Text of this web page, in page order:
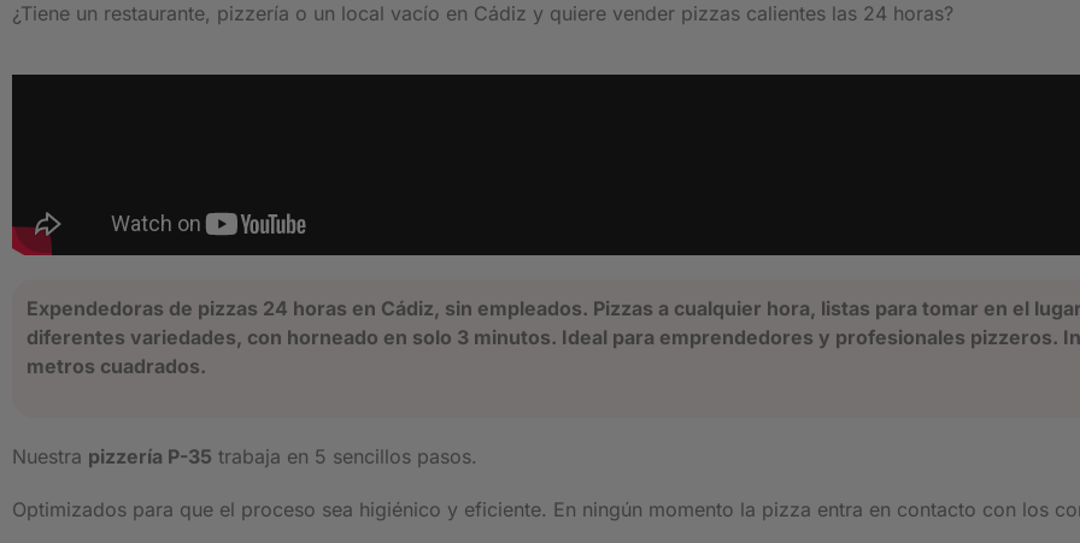
¿Tiene un restaurante, pizzería o un local vacío en Cádiz y quiere vender pizzas calientes las 24 horas?
Expendedoras de pizzas 24 horas en Cádiz, sin empleados. Pizzas a cualquier hora, listas para tomar en el
diferentes variedades, con horneado en solo 3 minutos. Ideal para emprendedores y profesionales pizzeros.
metros cuadrados.
Nuestra pizzería P-35 trabaja en 5 sencillos pasos.
Optimizados para que el proceso sea higiénico y eficiente. En ningún momento la pizza entra en contacto con los